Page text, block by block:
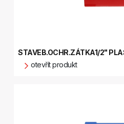
STAVEB.OCHR.ZÁTKA1/2"
otevřít produkt